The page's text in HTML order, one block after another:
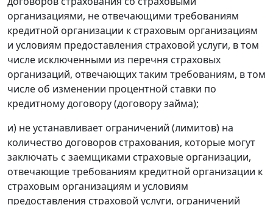
организациями, не отвечающими требованиям
кредитной организации к страховым организациям
и условиям предоставления страховой услуги, в том
числе исключенными из перечня страховых
организаций, отвечающих таким требованиям, в том
числе об изменении процентной ставки по
кредитному договору (договору займа);
и) не устанавливает ограничений (лимитов) на
количество договоров страхования, которые могут
заключать с заемщиками страховые организации,
отвечающие требованиям кредитной организации к
страховым организациям и условиям
предоставления страховой услуги, ограничений